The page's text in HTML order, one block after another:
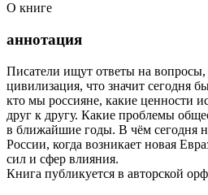
О книге
аннотация
Писатели ищут ответы на вопросы,
цивилизация, что значит сегодня
кто мы россияне, какие ценности
друг к другу. Какие проблемы
в ближайшие годы. В чём сегодня
России, когда возникает новая
сил и сфер влияния.
Книга публикуется в авторской